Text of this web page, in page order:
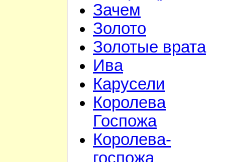
Зачем
Золото
Золотые врата
Ива
Карусели
Королева
Госпожа
Королева-
госпожа